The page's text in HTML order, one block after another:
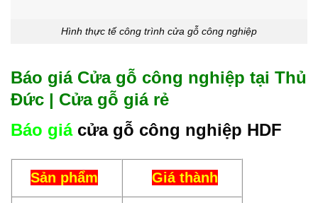
Hình thực tế công trình cửa gỗ công nghiệp
Báo giá Cửa gỗ công nghiệp tại Thủ
Đức | Cửa gỗ giá rẻ
Báo giá cửa gỗ công nghiệp HDF
Sản phẩm Giá thành